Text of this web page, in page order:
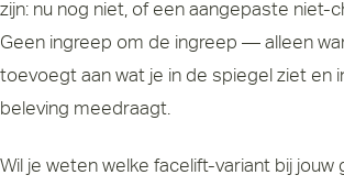
zijn: nu nog niet, of een aangepaste niet-
Geen ingreep om de ingreep — alleen
toevoegt aan wat je in de spiegel ziet en
beleving meedraagt.
Wil je weten welke facelift-variant bij jouw